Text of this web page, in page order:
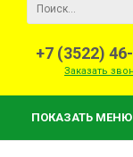
+7 (3522)
Заказать
ПОКАЗАТЬ МЕНЮ